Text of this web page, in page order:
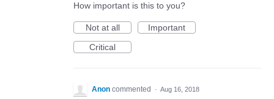
How important is this to you?
Not at all
Important
Critical
Anon commented · Aug 16, 2018